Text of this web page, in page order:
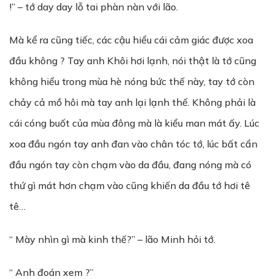
!” – tớ day day lỗ tai phàn nàn với lão.
Mà kể ra cũng tiếc, các cậu hiểu cái cảm giác được xoa
đầu không ? Tay anh Khôi hơi lạnh, nói thật là tớ cũng
không hiểu trong mùa hè nóng bức thế này, tay tớ còn
chảy cả mồ hôi mà tay anh lại lạnh thế. Không phải là
cái cóng buốt của mùa đông mà là kiểu man mát ấy. Lúc
xoa đầu ngón tay anh đan vào chân tóc tớ, lúc bất cẩn
đầu ngón tay còn chạm vào da đầu, đang nóng mà có
thứ gì mát hơn chạm vào cũng khiến da đầu tớ hơi tê
tê…
“ Mày nhìn gì mà kinh thế?” – lão Minh hỏi tớ.
“ Anh đoán xem ?”